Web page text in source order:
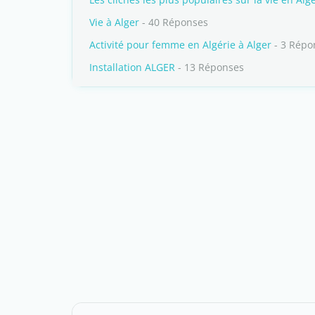
Vie à Alger - 40 Réponses
Activité pour femme en Algérie à Alger - 3
Installation ALGER - 13 Réponses